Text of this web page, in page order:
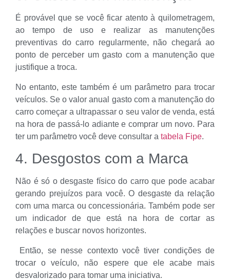
É provável que se você ficar atento à quilometragem,
ao tempo de uso e realizar as manutenções
preventivas do carro regularmente, não chegará ao
ponto de perceber um gasto com a manutenção que
justifique a troca.
No entanto, este também é um parâmetro para trocar
veículos. Se o valor anual gasto com a manutenção do
carro começar a ultrapassar o seu valor de venda, está
na hora de passá-lo adiante e comprar um novo. Para
ter um parâmetro você deve consultar a tabela Fipe.
4. Desgostos com a Marca
Não é só o desgaste físico do carro que pode acabar
gerando prejuízos para você. O desgaste da relação
com uma marca ou concessionária. Também pode ser
um indicador de que está na hora de cortar as
relações e buscar novos horizontes.
Então, se nesse contexto você tiver condições de
trocar o veículo, não espere que ele acabe mais
desvalorizado para tomar uma iniciativa.